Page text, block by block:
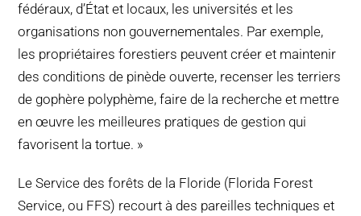
fédéraux, d’État et locaux, les universités et les
organisations non gouvernementales. Par exemple,
les propriétaires forestiers peuvent créer et maintenir
des conditions de pinède ouverte, recenser les terriers
de gophère polyphème, faire de la recherche et mettre
en œuvre les meilleures pratiques de gestion qui
favorisent la tortue. »
Le Service des forêts de la Floride (Florida Forest
Service, ou FFS) recourt à des pareilles techniques et